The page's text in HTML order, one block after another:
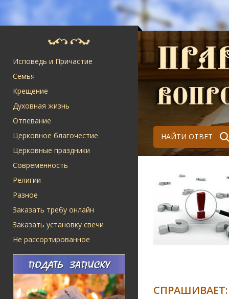
Исповедь и Причастие
Семья
Крещение
Духовная жизнь
Отпевание
Церковное благочестие
Церковные праздники
Современность
Религии
Разное
Заказать требу онлайн
Заказать установку свечи
Не рассортированное
НАЙТИ ОТВЕТ
СПРАШИВАЕТ: